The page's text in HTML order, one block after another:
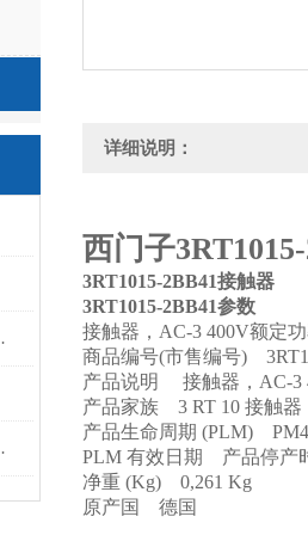
解决方案
字变革
详细说明：
西门子
3RT1015-2BB41接触器
3RT1015-2BB41参数
接触器，AC-3 400V额定
商品编号(市售编号)
产品说明 接触器，AC-3
产品家族 3 RT 10 接触器
产品生命周期 (PLM)
PLM 有效日期 产品停产
净重 (Kg) 0,261 Kg
原产国 德国